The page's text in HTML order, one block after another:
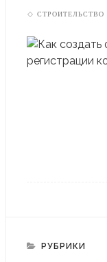
СТРОИТЕЛЬСТВО
РУБРИКИ